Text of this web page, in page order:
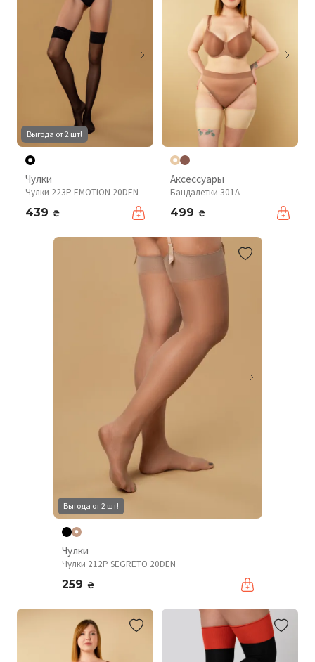
Выгода от 2 шт!
Чулки
Чулки 223P EMOTION 20DEN
439 ₴
Аксессуары
Бандалетки 301A
499 ₴
Выгода от 2 шт!
Чулки
Чулки 212P SEGRETO 20DEN
259 ₴